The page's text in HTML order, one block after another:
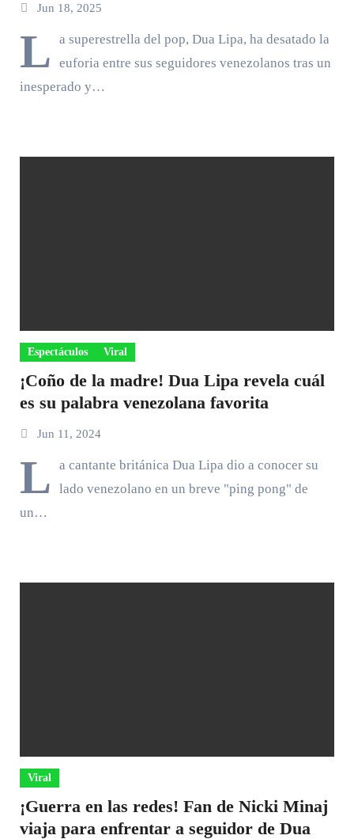
Jun 18, 2025
L
a superestrella del pop, Dua Lipa, ha desatado la
euforia entre sus seguidores venezolanos tras un
inesperado y…
Espectáculos Viral
¡Coño de la madre! Dua Lipa revela cuál
es su palabra venezolana favorita
Jun 11, 2024
L
a cantante británica Dua Lipa dio a conocer su
lado venezolano en un breve "ping pong" de
un…
Viral
¡Guerra en las redes! Fan de Nicki Minaj
viaja para enfrentar a seguidor de Dua